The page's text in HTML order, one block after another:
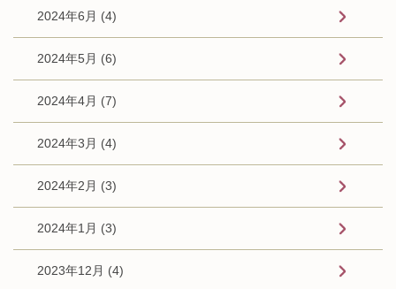
2024年6月 (4)
2024年5月 (6)
2024年4月 (7)
2024年3月 (4)
2024年2月 (3)
2024年1月 (3)
2023年12月 (4)